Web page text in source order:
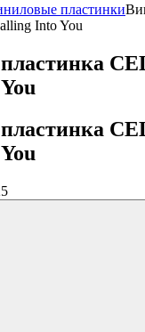
пластинки
Into You